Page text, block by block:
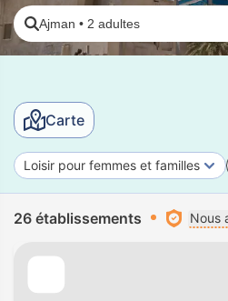
Ajman • 2 adultes
Carte
Loisir pour femmes et familles
26 établissements Nous